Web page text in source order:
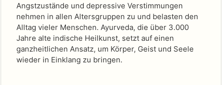
Angstzustände und depressive Verstimmungen
nehmen in allen Altersgruppen zu und belasten den
Alltag vieler Menschen. Ayurveda, die über 3.000
Jahre alte indische Heilkunst, setzt auf einen
ganzheitlichen Ansatz, um Körper, Geist und Seele
wieder in Einklang zu bringen.